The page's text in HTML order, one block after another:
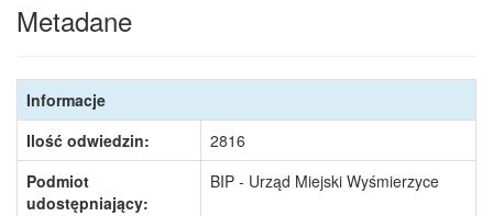
Metadane
Informacje
Ilość odwiedzin:
2816
Podmiot
udostępniający:
BIP - Urząd Miejski Wyśmierzyce